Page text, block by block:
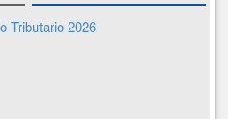
Tributario 2026